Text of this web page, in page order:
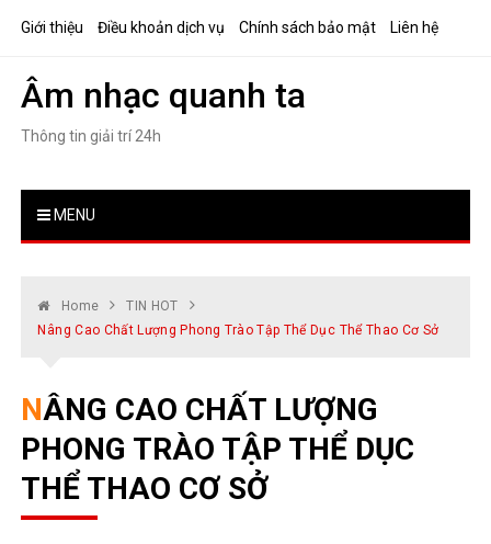
Giới thiệu Điều khoản dịch vụ Chính sách bảo mật Liên hệ
Âm nhạc quanh ta
Thông tin giải trí 24h
MENU
Home
TIN HOT
Nâng Cao Chất Lượng Phong Trào Tập Thể Dục Thể Thao Cơ Sở
NÂNG CAO CHẤT LƯỢNG
PHONG TRÀO TẬP THỂ DỤC
THỂ THAO CƠ SỞ